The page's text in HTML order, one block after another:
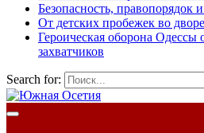
Безопасность, правопорядок
От детских пробежек во
Героическая оборона Одессы
захватчиков
Search for: